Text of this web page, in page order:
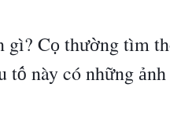
gì? Cọ thường tìm th
tố này cónhững ả